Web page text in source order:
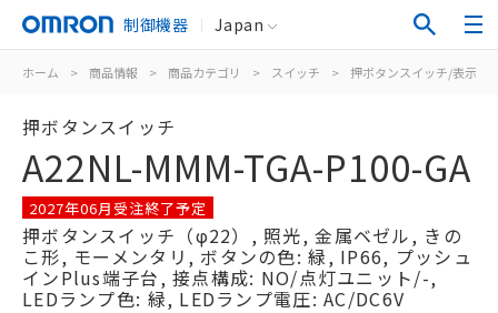
制御機器 Japan
ホーム > 商品情報 > 商品カテゴリ > スイッチ > 押ボタンスイッチ/表示灯
押ボタンスイッチ
A22NL-MMM-TGA-P100-GA
2027年06月受注終了予定
押ボタンスイッチ（φ22）, 照光, 金属ベゼル, きの
こ形, モーメンタリ, ボタンの色: 緑, IP66, プッシュ
インPlus端子台, 接点構成: NO/点灯ユニット/-,
LEDランプ色: 緑, LEDランプ電圧: AC/DC6V